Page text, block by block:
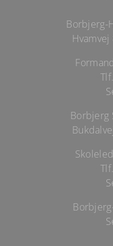
Borbjerg-
Tlf.
Borbjerg
Tlf.